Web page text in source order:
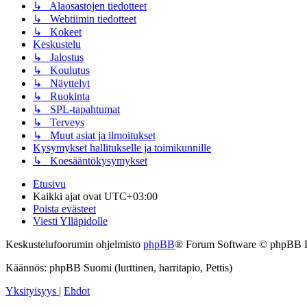
↳ Alaosastojen tiedotteet
↳ Webtiimin tiedotteet
↳ Kokeet
Keskustelu
↳ Jalostus
↳ Koulutus
↳ Näyttelyt
↳ Ruokinta
↳ SPL-tapahtumat
↳ Terveys
↳ Muut asiat ja ilmoitukset
Kysymykset hallitukselle ja toimikunnille
↳ Koesääntökysymykset
Etusivu
Kaikki ajat ovat UTC+03:00
Poista evästeet
Viesti Ylläpidolle
Keskustelufoorumin ohjelmisto phpBB® Forum Software © phpBB
Käännös: phpBB Suomi (lurttinen, harritapio, Pettis)
Yksityisyys | Ehdot